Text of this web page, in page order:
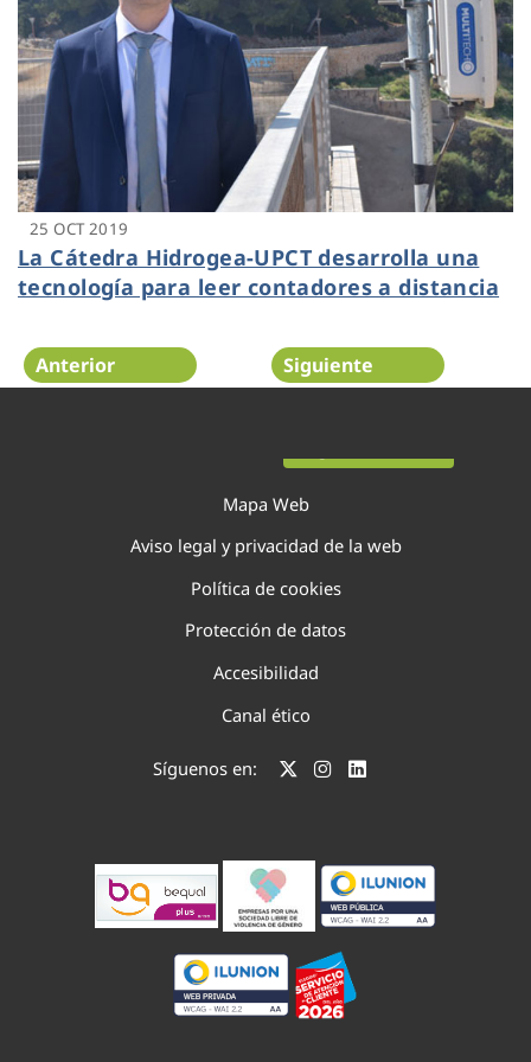
25 OCT 2019
La Cátedra Hidrogea-UPCT desarrolla una
tecnología para leer contadores a distancia
Anterior Siguiente
Mapa Web
Aviso legal y privacidad de la web
Política de cookies
Protección de datos
Accesibilidad
Canal ético
Síguenos en: